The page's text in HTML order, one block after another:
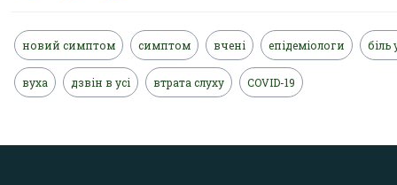
новий симптом симптом вчені епідеміологи біль
вуха дзвін в усі втрата слуху COVID-19